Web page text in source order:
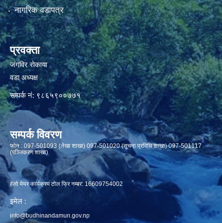
नागरिक वडापत्र
प्रवक्ता
जंगविर रोकाया
वडा अध्यक्ष
सम्पर्क नं: ९८६५९००७७१
सम्पर्क विवरण
फाेन : 097-501093 (लेखा शाखा) 097-501020 (सूचना प्रविधि शाखा) 097-501117
(पञ्जिकरण शाखा)
हेलो मेयर कार्यक्रम टोल फ्रि नम्बर: 16609754002
इमेल :
info@budhinandamun.gov.np